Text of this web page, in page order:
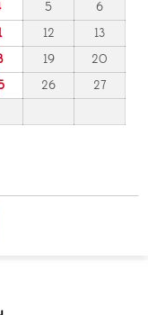
5
6
12
13
19
20
26
27